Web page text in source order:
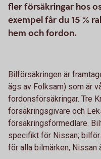
fler försäkringar hos
exempel får du 15 %
hem och fordon.
Bilförsäkringen är
ägs av Folksam) som är
fordonsförsäkringar. Tre
försäkringsgivare och
försäkringsförmedlare.
specifikt för Nissan;
för alla bilmärken, Nissan